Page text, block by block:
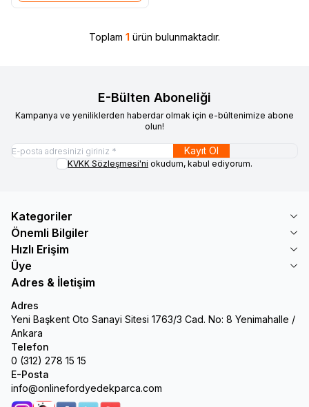
11572 AA)
Toplam 1 ürün bulunmaktadır.
E-Bülten Aboneliği
Kampanya ve yeniliklerden haberdar olmak için e-bültenimize abone
olun!
Kayıt Ol
KVKK Sözleşmesi'ni okudum, kabul ediyorum.
Kategoriler
Önemli Bilgiler
Hızlı Erişim
Üye
Adres & İletişim
Adres
Yeni Başkent Oto Sanayi Sitesi 1763/3 Cad. No: 8 Yenimahalle /
Ankara
Telefon
0 (312) 278 15 15
E-Posta
info@onlinefordyedekparca.com